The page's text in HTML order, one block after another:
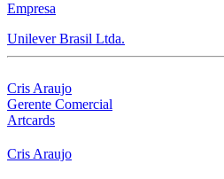
Empresa
Unilever Brasil Ltda.
Cris Araujo
Gerente Comercial
Artcards
Cris Araujo